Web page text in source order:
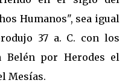
Humanos", sea igual
37 a. C. con los
Belén por Herodes el
Mesías.